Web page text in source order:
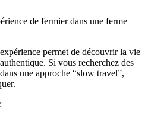
de fermier dans une ferme
permet de découvrir la vie
Si vous recherchez des
dans une approche “slow travel”,